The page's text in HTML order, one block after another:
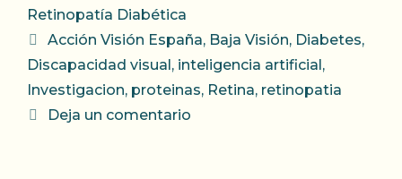
Retinopatía Diabética
Etiquetas
Acción Visión España, Baja Visión, Diabetes,
Discapacidad visual , inteligencia artificial ,
Investigacion, proteinas, Retina, retinopatia
Deja un comentario